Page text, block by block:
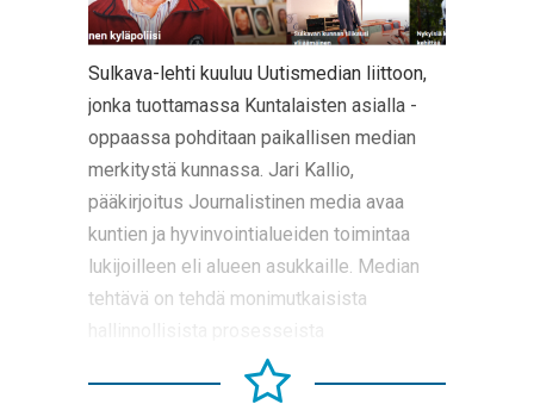
Sulkava-lehti kuuluu Uutismedian liittoon,
jonka tuottamassa Kuntalaisten asialla -
oppaassa pohditaan paikallisen median
merkitystä kunnassa. Jari Kallio,
pääkirjoitus Journalistinen media avaa
kuntien ja hyvinvointialueiden toimintaa
lukijoilleen eli alueen asukkaille. Median
tehtävä on tehdä monimutkaisista